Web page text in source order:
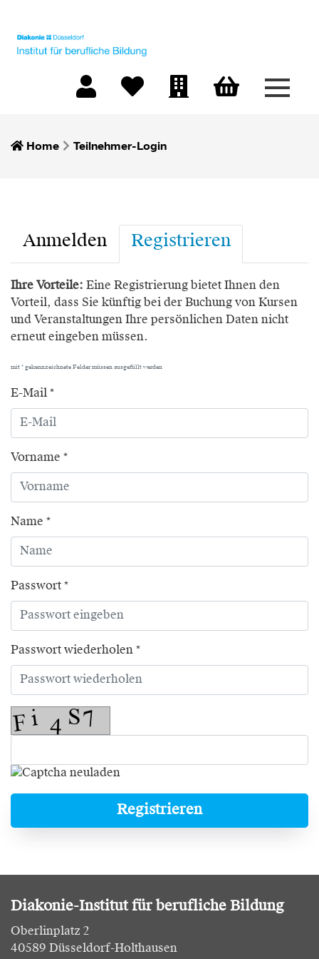
Menü
Home Teilnehmer-Login
Anmelden Registrieren
Ihre Vorteile: Eine Registrierung bietet Ihnen den
Vorteil, dass Sie künftig bei der Buchung von Kursen
und Veranstaltungen Ihre persönlichen Daten nicht
erneut eingeben müssen.
mit * gekennzeichnete Felder müssen ausgefüllt werden
E-Mail *
Vorname *
Name *
Passwort *
Passwort wiederholen *
Registrieren
Diakonie-Institut für berufliche Bildung
Oberlinplatz 2
40589 Düsseldorf-Holthausen